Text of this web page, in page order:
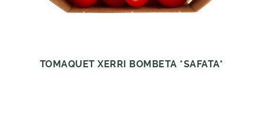
TOMAQUET XERRI BOMBETA *SAFATA*